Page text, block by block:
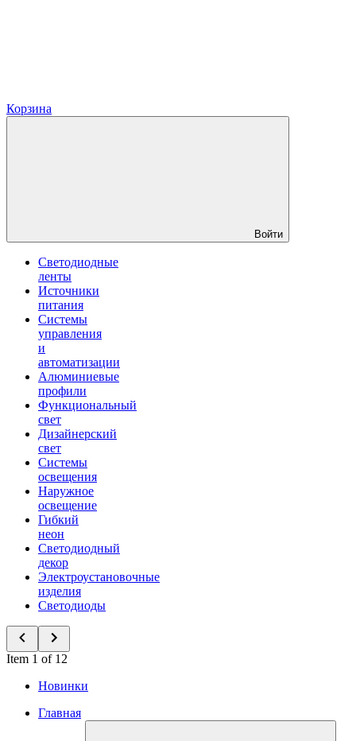
Корзина
Войти
Светодиодные
ленты
Источники
питания
Системы
управления
и
автоматизации
Алюминиевые
профили
Функциональный
свет
Дизайнерский
свет
Системы
освещения
Наружное
освещение
Гибкий
неон
Светодиодный
декор
Электроустановочные
изделия
Светодиоды
Item 1 of 12
Новинки
Главная